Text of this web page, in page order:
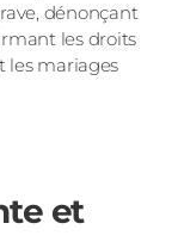
dénonçant
les droits
les mariages
et